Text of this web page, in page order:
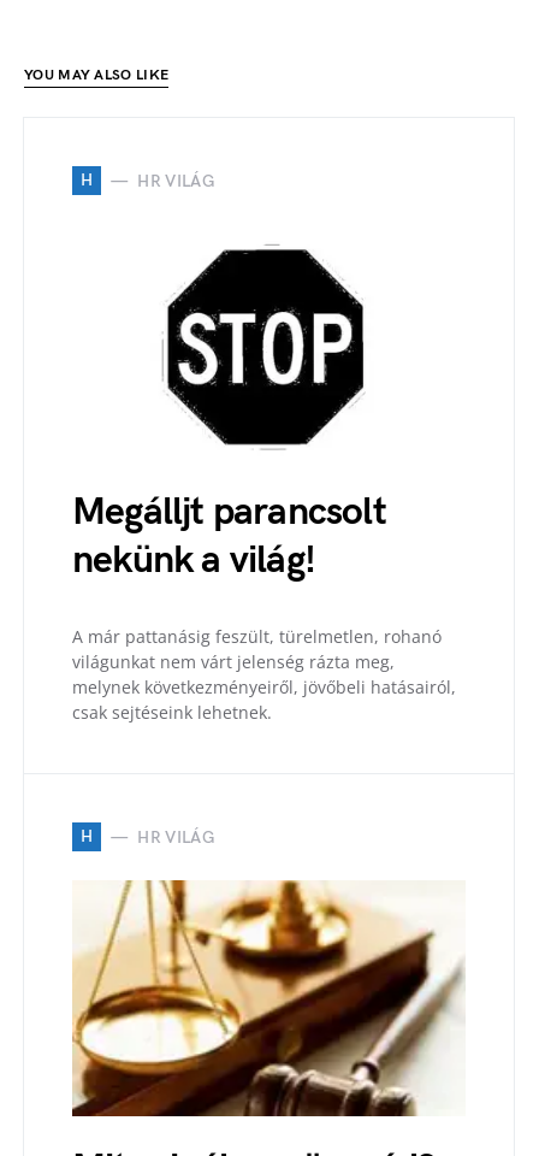
YOU MAY ALSO LIKE
H HR VILÁG
Megálljt parancsolt
nekünk a világ!
A már pattanásig feszült, türelmetlen, rohanó
világunkat nem várt jelenség rázta meg,
melynek következményeiről, jövőbeli hatásairól,
csak sejtéseink lehetnek.
H HR VILÁG